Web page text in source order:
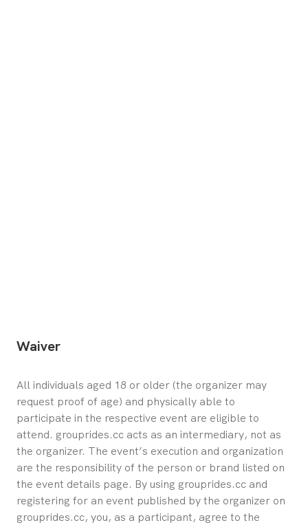
Waiver
All individuals aged 18 or older (the organizer may
request proof of age) and physically able to
participate in the respective event are eligible to
attend. grouprides.cc acts as an intermediary, not as
the organizer. The event’s execution and organization
are the responsibility of the person or brand listed on
the event details page. By using grouprides.cc and
registering for an event published by the organizer on
grouprides.cc, you, as a participant, agree to the